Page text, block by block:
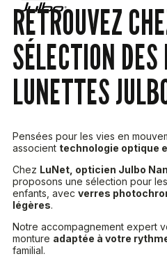
RETROUVEZ
SÉLECTION
LUNETTES
Pensées pour les vies en
associent technologie optique
Chez LuNet, opticien Julbo
proposons une sélection pour
enfants, avec verres
légères.
Notre accompagnement expert
monture adaptée à votre
familial.